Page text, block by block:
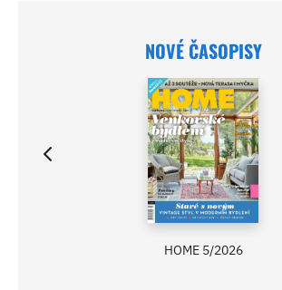
NOVÉ ČASOPISY
HOME 5/2026